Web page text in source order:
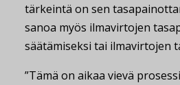
tärkeintä on sen
sanoa myös ilmavirtojen
säätämiseksi tai ilmavirtojen
”Tämä on aikaa vievä